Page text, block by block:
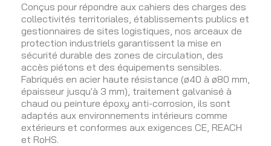
Conçus pour répondre aux cahiers des charges des
collectivités territoriales, établissements publics et
gestionnaires de sites logistiques, nos arceaux de
protection industriels garantissent la mise en
sécurité durable des zones de circulation, des
accès piétons et des équipements sensibles.
Fabriqués en acier haute résistance (ø40 à ø80 mm,
épaisseur jusqu'à 3 mm), traitement galvanisé à
chaud ou peinture époxy anti-corrosion, ils sont
adaptés aux environnements intérieurs comme
extérieurs et conformes aux exigences CE, REACH
et RoHS.